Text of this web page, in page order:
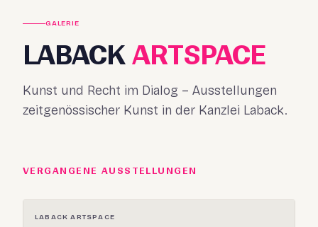
GALERIE
LABACKARTSPACE
Kunst und Recht im Dialog – Ausstellungen
zeitgenössischer Kunst in der Kanzlei Laback.
VERGANGENE AUSSTELLUNGEN
LABACK ARTSPACE